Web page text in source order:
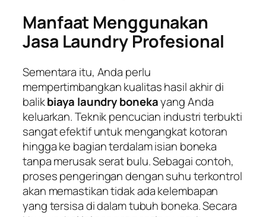
Manfaat Menggunakan
Jasa Laundry Profesional
Sementara itu, Anda perlu
mempertimbangkan kualitas hasil akhir di
balikbiaya laundry bonekayang Anda
keluarkan. Teknik pencucian industri terbukti
sangat efektif untuk mengangkat kotoran
hingga ke bagian terdalam isian boneka
tanpa merusak serat bulu. Sebagai contoh,
proses pengeringan dengan suhu terkontrol
akan memastikan tidak ada kelembapan
yang tersisa di dalam tubuh boneka. Secara